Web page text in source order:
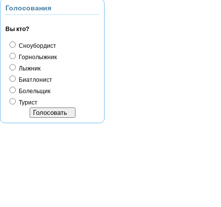
Голосования
Вы кто?
Сноубордист
Горнолыжник
Лыжник
Биатлонист
Болельщик
Турист